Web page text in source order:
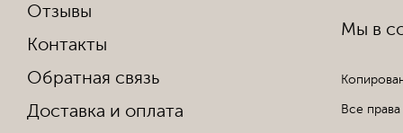
Отзывы
Контакты
Обратная связь
Доставка и оплата
Мы в
Все